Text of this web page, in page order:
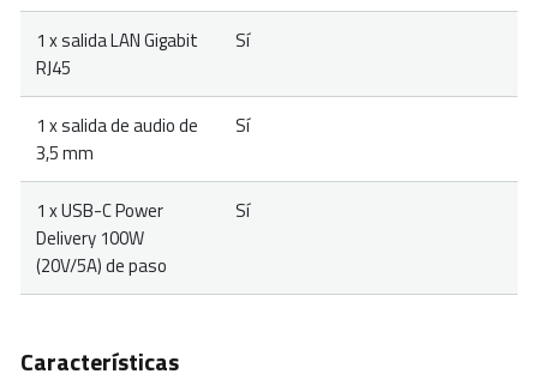
1 x salida LAN Gigabit
RJ45
Sí
1 x salida de audio de
3,5 mm
Sí
1 x USB-C Power
Delivery 100W
(20V/5A) de paso
Sí
Características